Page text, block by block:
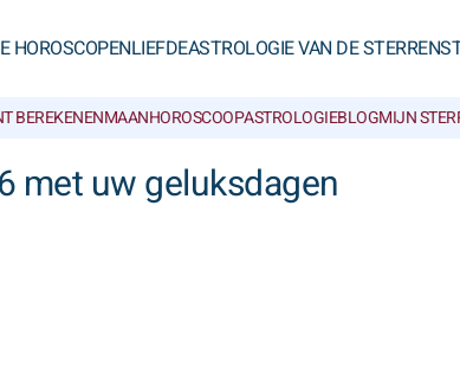
HOROSCOPENLIEFDEASTROLOGIE VAN DE STERREN
BEREKENENMAANHOROSCOOPASTROLOGIEBLOGMIJN
met uw geluksdagen